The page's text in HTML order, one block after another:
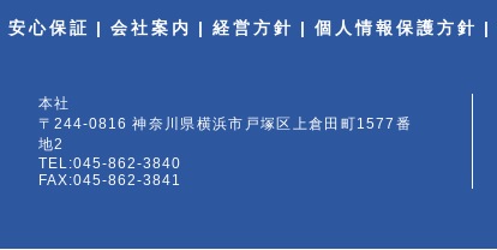
安心保証 会社案内 経営方針 個人情報保護方針
本社
〒244-0816 神奈川県横浜市戸塚区上倉田町1577番
地2
TEL:045-862-3840
FAX:045-862-3841